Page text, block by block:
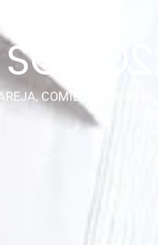
COMIENZA CONTIGO.